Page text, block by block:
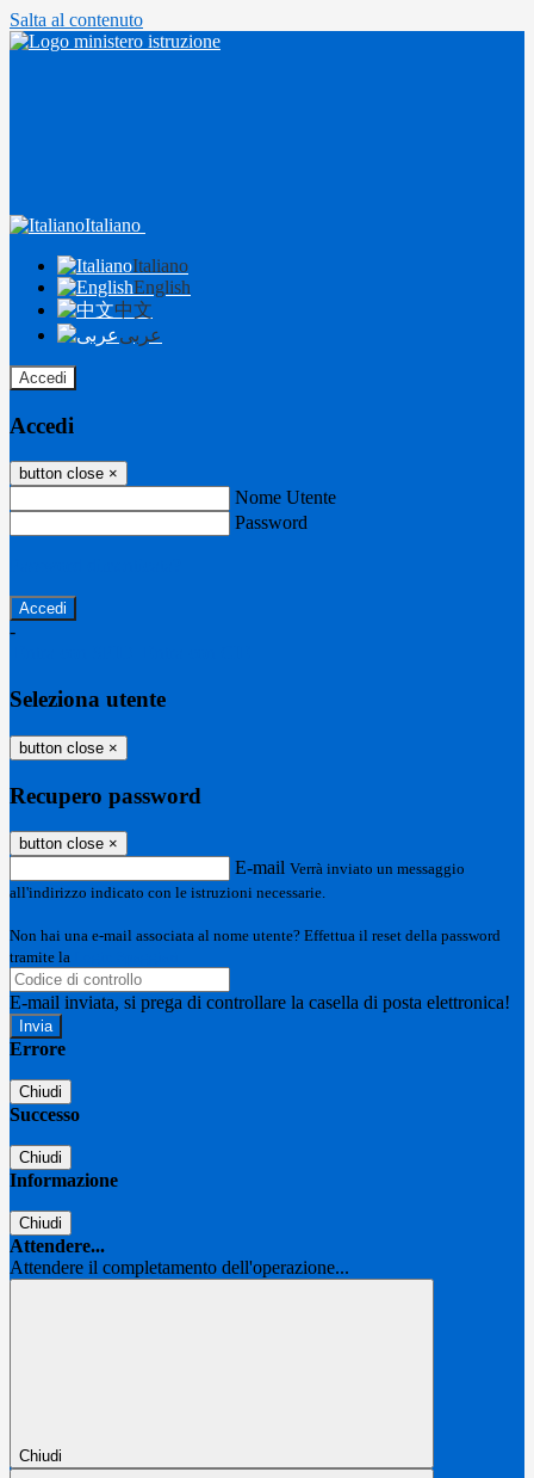
Salta al contenuto
Italiano
Italiano
English
中文
عربى
Accedi
Accedi
button close ×
Nome Utente
Password
-
Seleziona utente
button close ×
Recupero password
button close ×
E-mail Verrà inviato un messaggio
all'indirizzo indicato con le istruzioni necessarie.
Non hai una e-mail associata al nome utente? Effettua il reset della password
tramite la
E-mail inviata, si prega di controllare la casella di posta elettronica!
Errore
Chiudi
Successo
Chiudi
Informazione
Chiudi
Attendere...
Attendere il completamento dell'operazione...
Chiudi